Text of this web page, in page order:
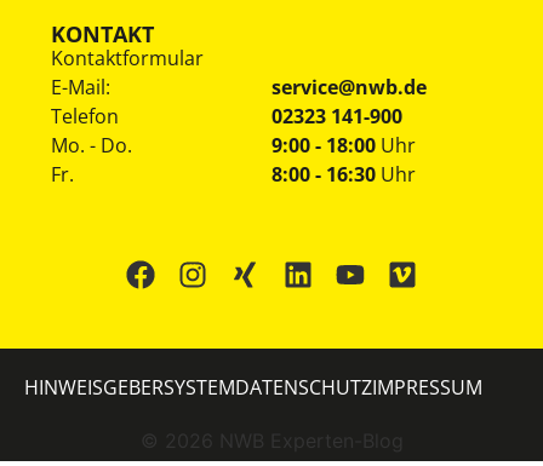
KONTAKT
Kontaktformular
E-Mail:
service@nwb.de
Telefon
02323 141-900
Mo. - Do.
Fr.
9:00 - 18:00 Uhr
8:00 - 16:30 Uhr
© 2026 NWB Experten-Blog
HINWEISGEBERSYSTEMDATENSCHUTZIMPRESSUM